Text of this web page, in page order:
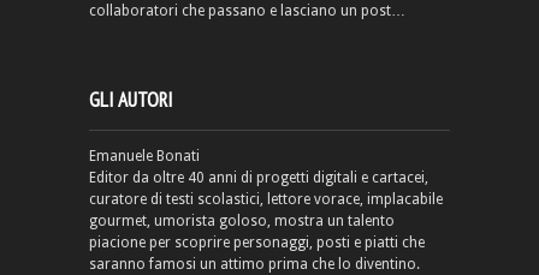
collaboratori che passano e lasciano un post…
GLI AUTORI
Emanuele Bonati
Editor da oltre 40 anni di progetti digitali e cartacei,
curatore di testi scolastici, lettore vorace, implacabile
gourmet, umorista goloso, mostra un talento
piacione per scoprire personaggi, posti e piatti che
saranno famosi un attimo prima che lo diventino.